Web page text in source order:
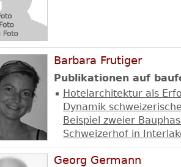
Barbara Frutiger
Publikationen auf
Hotelarchitektur als
Dynamik
Beispiel zweier
Schweizerhof in
Georg Germann